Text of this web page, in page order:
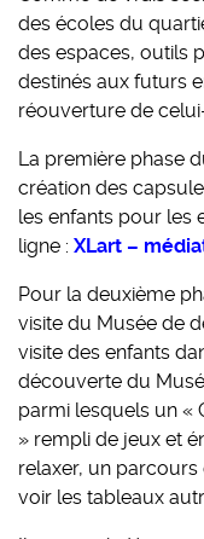
des écoles du
des espaces, outils
destinés aux futurs
réouverture de
La première phase
création des
les enfants pour les
ligne : XLart –
Pour la deuxième
visite du Musée de
visite des enfants
découverte du
parmi lesquels un «
» rempli de jeux et
relaxer, un parcours
voir les tableaux